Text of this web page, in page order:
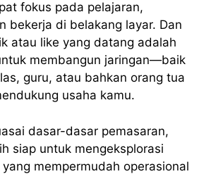
fokus pada pelajaran,
bekerja di belakang layar. Dan
atau like yang datang adalah
membangun jaringan—baik
guru, atau bahkan orang tua
usaha kamu.
dasar-dasar pemasaran,
siap untuk mengeksplorasi
mempermudah operasional